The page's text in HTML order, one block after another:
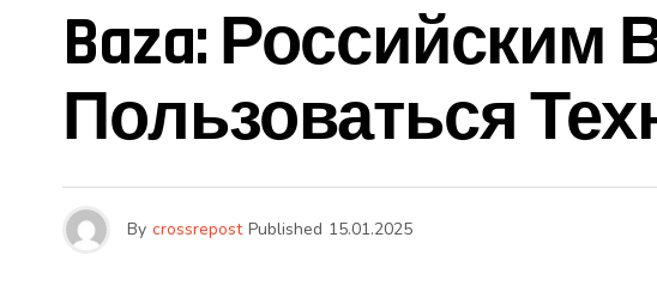
Baza:
Пользоваться
By crossrepost Published 15.01.2025